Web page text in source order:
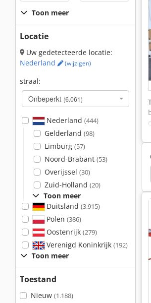
Toon meer
Locatie
Uw gedetecteerde locatie:
Nederland
(wijzigen)
straal:
Onbeperkt (6.061)
Nederland (444)
Gelderland (98)
Limburg (57)
Noord-Brabant (53)
Overijssel (30)
Zuid-Holland (20)
Toon meer
Duitsland (3.915)
Polen (386)
Oostenrijk (279)
Verenigd Koninkrijk (192)
Toon meer
Toestand
Nieuw (1.188)
Venster Caddy Hoge-Frequentie